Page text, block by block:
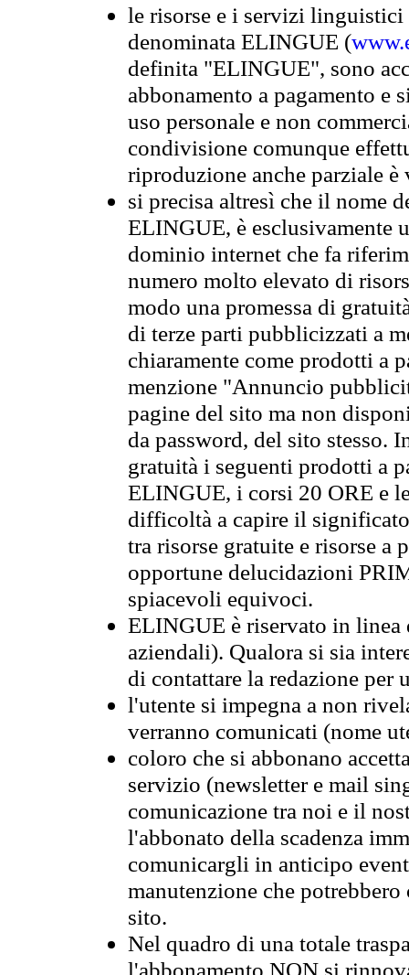
le risorse e i servizi
denominata ELINGUE (
definita "ELINGUE", sono
abbonamento a pagamento e
uso personale e non
condivisione comunque
riproduzione anche parziale è
si precisa altresì che il nome
ELINGUE, è esclusivamente
dominio internet che fa
numero molto elevato di
modo una promessa di
di terze parti pubblicizzati a
chiaramente come prodotti a
menzione "Annuncio
pagine del sito ma non
da password, del sito stesso.
gratuità i seguenti prodotti a
ELINGUE, i corsi 20 ORE e
difficoltà a capire il
tra risorse gratuite e risorse a
opportune delucidazioni
spiacevoli equivoci.
ELINGUE è riservato in
aziendali). Qualora si sia
di contattare la redazione per
l'utente si impegna a non
verranno comunicati (nome
coloro che si abbonano
servizio (newsletter e mail
comunicazione tra noi e il
l'abbonato della scadenza
comunicargli in anticipo
manutenzione che
sito.
Nel quadro di una totale
l'abbonamento NON si